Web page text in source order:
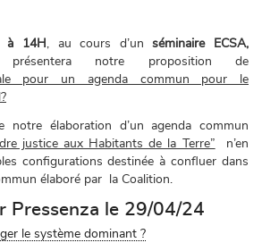
à 14H, au cours d’unséminaire ECSA,
notre proposition de
pour un agenda commun pour le
notre élaboration d’un agenda commun
justice aux Habitants de la Terre” n’en
configurations destinée à confluer dans
élaboré par la Coalition.
Pressenza le 29/04/24
le système dominant ?